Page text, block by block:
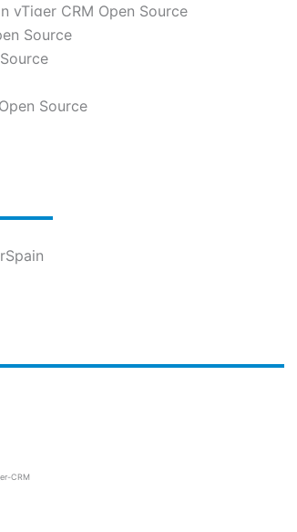
vTiger CRM Open Source
Source
Source
CRM